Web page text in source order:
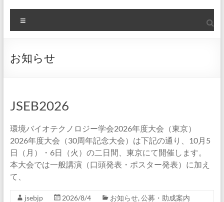
バ
イ
オ
テ
ノ
ロ
ジ
ー
学
ニ
ー
お知らせ
JSEB2026
環境バイオテクノロジー学会2026年度大会（東京）
2026年度大会（30周年記念大会）は下記の通り、10月5
日（月）・6日（火）の二日間、東京にて開催します。
本大会では一般講演（口頭発表・ポスター発表）に加え
て、
jsebjp 2026/8/4 お知らせ, 公募・助成案内